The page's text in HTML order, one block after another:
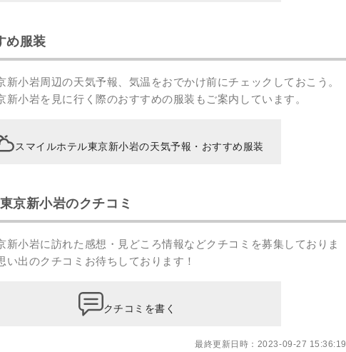
め服装
新小岩周辺の天気予報、気温をおでかけ前にチェックしておこう。
新小岩を見に行く際のおすすめの服装もご案内しています。
スマイルホテル東京新小岩の天気予報・おすすめ服装
京新小岩のクチコミ
新小岩に訪れた感想・見どころ情報などクチコミを募集しておりま
い出のクチコミ お待ちしております！
クチコミを書く
最終更新日時：2023-09-27 15:36:19